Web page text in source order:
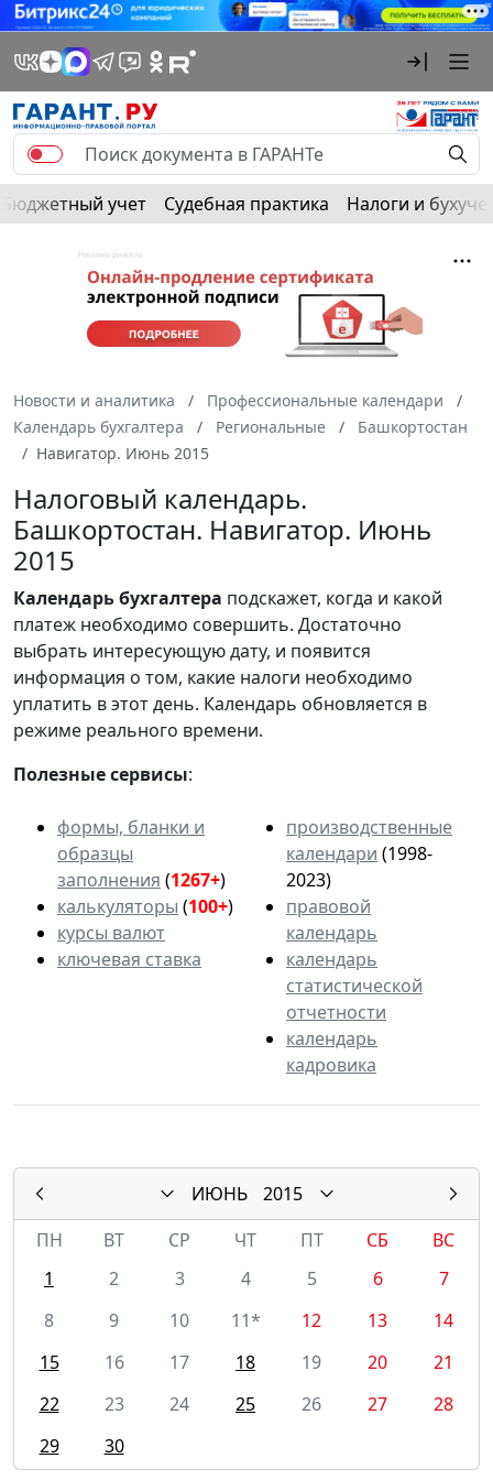
Бюджетный учет Судебная практика Налоги и
Новости и аналитика
Профессиональные календари
Календарь бухгалтера
Региональные
Башкортостан
Навигатор. Июнь 2015
Налоговый календарь.
Башкортостан. Навигатор. Июнь
2015
Календарьбухгалтера подскажет, когда и какой
платеж необходимо совершить. Достаточно
выбрать интересующую дату, и появится
информация о том, какие налоги необходимо
уплатить в этот день. Календарь обновляется в
режиме реального времени.
Полезные сервисы:
формы, бланки и
образцы
заполнения (1267+)
калькуляторы (100+)
курсы валют
ключевая ставка
производственные
календари (1998-
2023)
правовой
календарь
календарь
статистической
отчетности
календарь
кадровика
ИЮНЬ
2015
ПН
ВТ СР ЧТ ПТ СБ
ВС
1
2 3 4 5 6
7
8
9 10 11* 12 13
14
15
16 17 18 19 20
21
22
23 24 25 26 27
28
29
30